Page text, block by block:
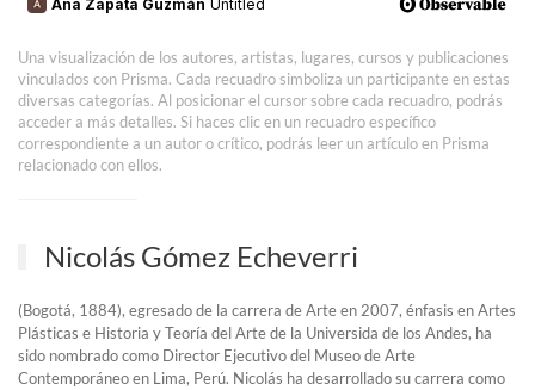
Una visualización de los autores, artistas, lugares, cursos y publicaciones
vinculados con Prisma. Cada recuadro simboliza un participante en estas
diversas categorías. Al posicionar el cursor sobre cada recuadro, podrás
acceder a más detalles. Si haces clic en un recuadro específico
correspondiente a un autor o crítico, podrás leer un artículo en Prisma
relacionado con ellos.
Nicolás Gómez Echeverri
(Bogotá, 1884), egresado de la carrera de Arte en 2007, énfasis en Artes
Plásticas e Historia y Teoría del Arte de la Universida de los Andes, ha
sido nombrado como Director Ejecutivo del Museo de Arte
Contemporáneo en Lima, Perú. Nicolás ha desarrollado su carrera como